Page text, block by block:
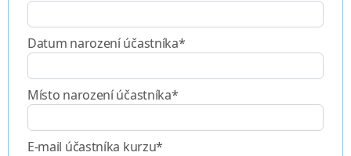
Datum narození účastníka*
Místo narození účastníka*
E-mail účastníka kurzu*